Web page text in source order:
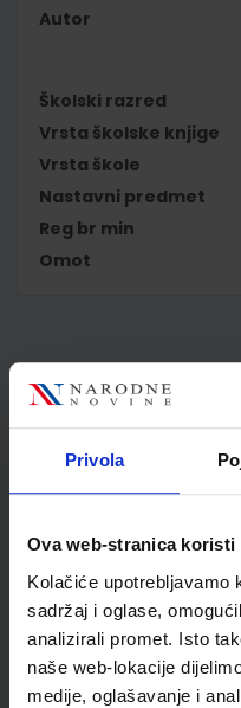
Privola
Ova web-stranica koristi
Kolačiće upotrebljavamo
sadržaj i oglase,
analizirali promet. Isto
naše web-lokacije
medije, oglašavanje i
Autor
Školski razred
Vrsta školske knjige
Vrsta škole
Nastavni predmet
Reg br min
Omot
Kupci najčešće
Omot PVC